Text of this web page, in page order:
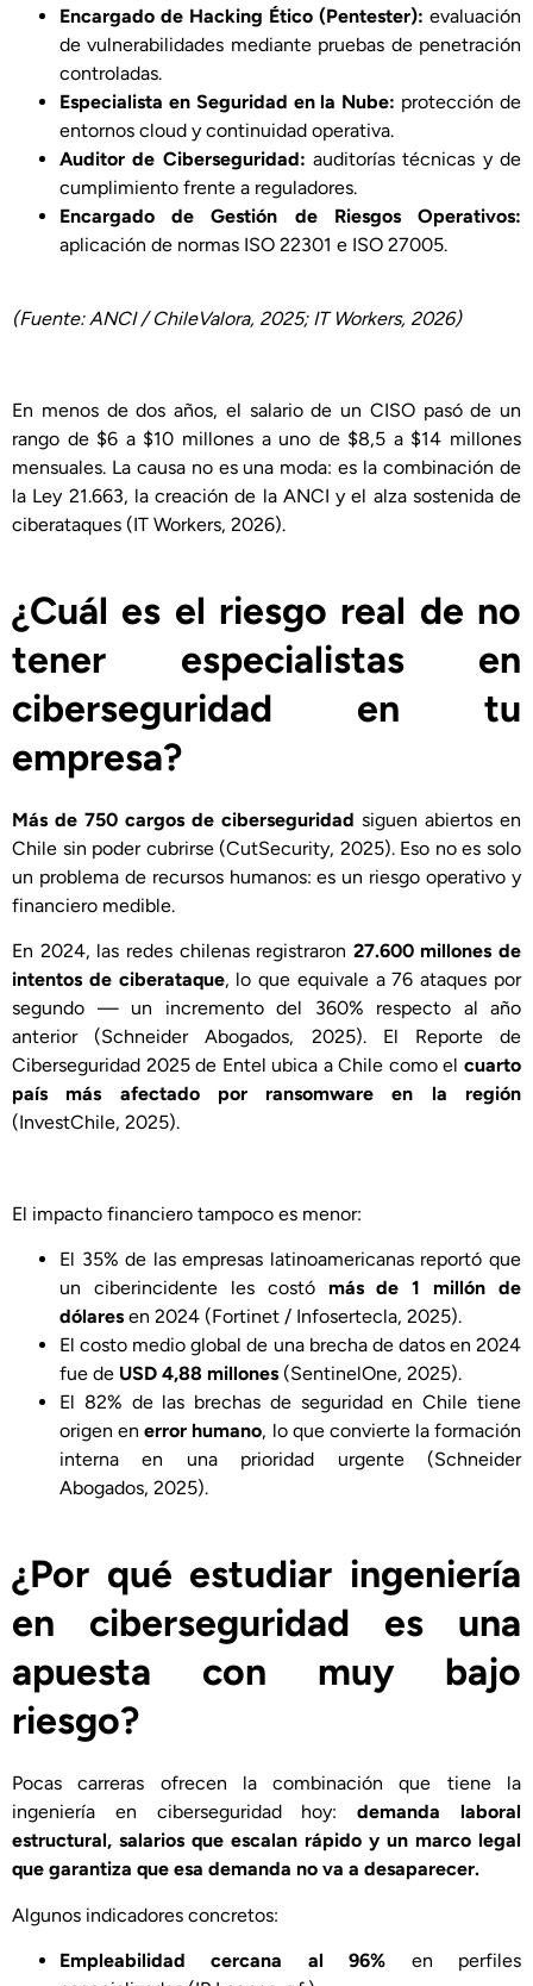
Encargado de Hacking Ético (Pentester): evaluación
de vulnerabilidades mediante pruebas de penetración
controladas.
Especialista en Seguridad en la Nube: protección de
entornos cloud y continuidad operativa.
Auditor de Ciberseguridad: auditorías técnicas y de
cumplimiento frente a reguladores.
Encargado de Gestión de Riesgos Operativos:
aplicación de normas ISO 22301 e ISO 27005.
(Fuente: ANCI / ChileValora, 2025; IT Workers, 2026)
En menos de dos años, el salario de un CISO pasó de un
rango de $6 a $10 millones a uno de $8,5 a $14 millones
mensuales. La causa no es una moda: es la combinación de
la Ley 21.663, la creación de la ANCI y el alza sostenida de
ciberataques (IT Workers, 2026).
¿Cuál es el riesgo real de no
tener especialistas en
ciberseguridad en tu
empresa?
Más de 750 cargos de ciberseguridad siguen abiertos en
Chile sin poder cubrirse (CutSecurity, 2025). Eso no es solo
un problema de recursos humanos: es un riesgo operativo y
financiero medible.
En 2024, las redes chilenas registraron 27.600 millones de
intentos de ciberataque, lo que equivale a 76 ataques por
segundo — un incremento del 360% respecto al año
anterior (Schneider Abogados, 2025). El Reporte de
Ciberseguridad 2025 de Entel ubica a Chile como el cuarto
país más afectado por ransomware en la región
(InvestChile, 2025).
El impacto financiero tampoco es menor:
El 35% de las empresas latinoamericanas reportó que
un ciberincidente les costó más de 1 millón de
dólares en 2024 (Fortinet / Infosertecla, 2025).
El costo medio global de una brecha de datos en 2024
fue de USD 4,88 millones (SentinelOne, 2025).
El 82% de las brechas de seguridad en Chile tiene
origen enerror humano, lo que convierte la formación
interna en una prioridad urgente (Schneider
Abogados, 2025).
¿Por qué estudiar ingeniería
en ciberseguridad es una
apuesta con muy bajo
riesgo?
Pocas carreras ofrecen la combinación que tiene la
ingeniería en ciberseguridad hoy:demanda laboral
estructural, salarios que escalan rápido y un marco legal
que garantiza que esa demanda no va a desaparecer.
Algunos indicadores concretos:
Empleabilidad cercana al 96% en perfiles